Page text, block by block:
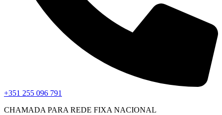
+351 255 096 791
CHAMADA PARA REDE FIXA NACIONAL